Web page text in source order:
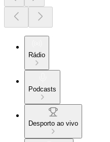
Rádio
Podcasts
Desporto ao vivo